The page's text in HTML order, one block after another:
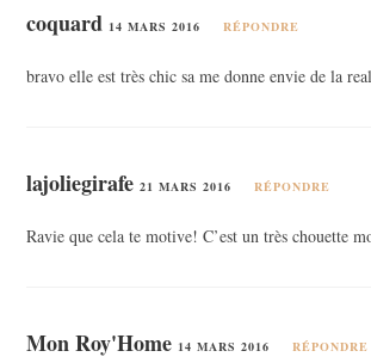
coquard 14 MARS 2016 RÉPONDRE
bravo elle est très chic sa me donne envie de la
lajoliegirafe 21 MARS 2016 RÉPONDRE
Ravie que cela te motive! C’est un très chouette
Mon Roy'Home 14 MARS 2016 RÉPONDRE